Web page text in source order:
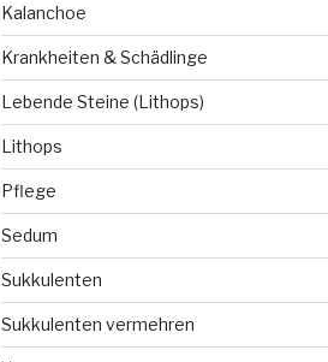
Kalanchoe
Krankheiten & Schädlinge
Lebende Steine (Lithops)
Lithops
Pflege
Sedum
Sukkulenten
Sukkulenten vermehren